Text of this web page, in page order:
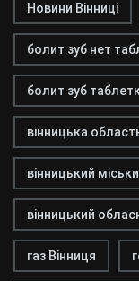
Новини Вінниці
болит зуб нет
болит зуб
вінницька
вінницький
вінницький
газ Вінниця